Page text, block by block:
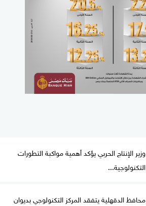
وزير الإنتاج الحربي يؤكد أهمية مواكبة التطورات
التكنولوجية...
محافظ الدقهلية يتفقد المركز التكنولوجي بديوان